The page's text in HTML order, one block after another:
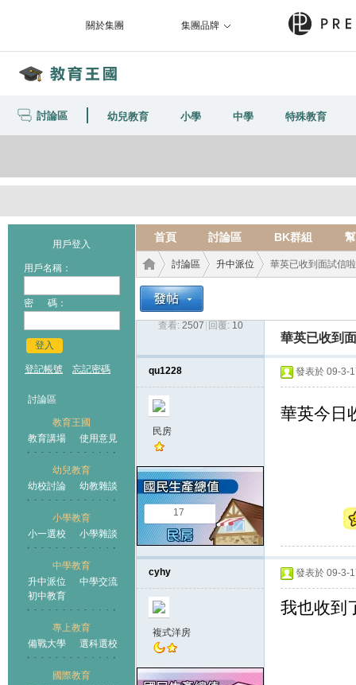
關於集團 集團品牌
討論區 幼兒教育 小學 中學 特殊教育
用戶登入
用戶名稱：
密 碼：
登入
登記帳號 忘記密碼
討論區
教育王國
教育講場
使用意見
幼兒教育
幼校討論
幼教雜談
小學教育
小一選校
小學雜談
中學教育
升中派位
中學交流
初中教育
專上教育
備戰大學
選科選校
國際教育
首頁 討論區 BK群組
王國
›
討論區
›
升中派位 華英已收到面試信
查看: 2507 回覆: 10
華英已收到
qu1228
民房
17
發表於 09-3-
華英今日
cyhy
複式洋房
發表於 09-3-
我也收到